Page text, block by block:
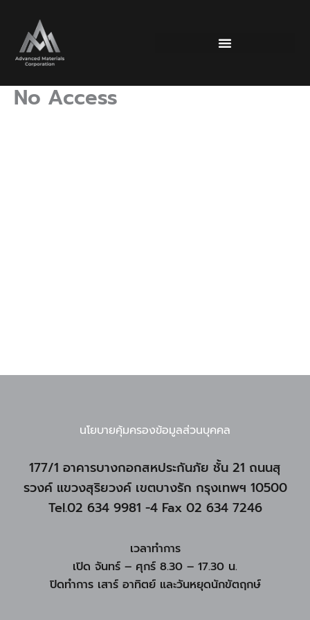
content
No Access
นโยบายคุ้มครองข้อมูลส่วนบุคคล
177/1 อาคารบางกอกสหประกันภัย ชั้น 21 ถนนสุ
รวงค์ แขวงสุริยวงค์ เขตบางรัก กรุงเทพฯ 10500
Tel.02 634 9981 -4 Fax 02 634 7246
เวลาทำการ
เปิด จันทร์ – ศุกร์ 8.30 – 17.30 น.
ปิดทำการ เสาร์ อาทิตย์ และวันหยุดนักขัตฤกษ์